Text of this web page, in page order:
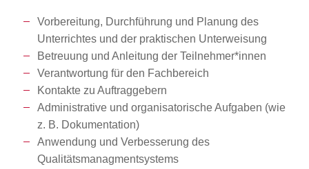
Vorbereitung, Durchführung und Planung des
Unterrichtes und der praktischen Unterweisung
Betreuung und Anleitung der Teilnehmer*innen
Verantwortung für den Fachbereich
Kontakte zu Auftraggebern
Administrative und organisatorische Aufgaben (wie
z. B. Dokumentation)
Anwendung und Verbesserung des
Qualitätsmanagmentsystems